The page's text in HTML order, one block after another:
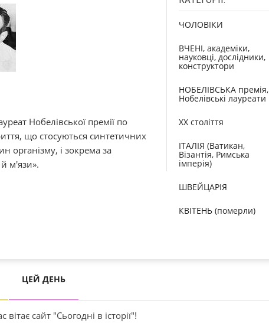
Нобелівської премії по
що стосуються синтетичних
організму, і зокрема за
м'язи».
ЧОЛОВІКИ
ВЧЕНІ, академіки,
науковці, дослідники,
конструктори
НОБЕЛІВСЬКА премія,
Нобелівські лауреати
XX століття
ІТАЛІЯ (Ватикан,
Візантія, Римська
імперія)
ШВЕЙЦАРІЯ
КВІТЕНЬ (померли)
ЦЕЙ ДЕНЬ
вітає сайт "Сьогодні в історії"!